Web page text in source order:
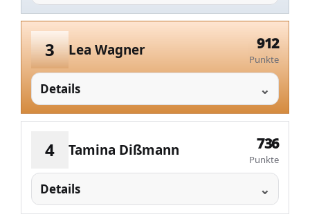
3 Lea Wagner 912
Punkte
Details
4 Tamina Dißmann 736
Punkte
Details